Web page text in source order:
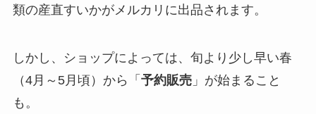
類の産直すいかがメルカリに出品されます。
しかし、ショップによっては、旬より少し早い春
（4月～5月頃）から「 予約販売」が始まること
も。